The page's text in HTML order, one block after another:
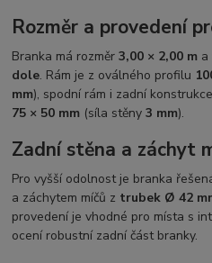
Rozměr a provedení
Branka má rozměr3,00 × 2,00 m a
dole. Rám je z oválného profilu
mm), spodní rám i zadní
75 × 50 mm (síla stěny3 mm).
Zadní stěna a záchyt
Pro vyšší odolnost je branka
a záchytem míčů z trubek Ø 42
provedení je vhodné pro místa s
ocení robustní zadní část branky.